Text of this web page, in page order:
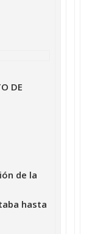
DE
de la
hasta